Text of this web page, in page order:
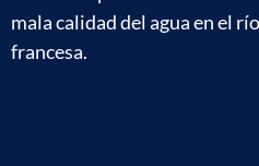
mala calidad del agua en el
francesa.